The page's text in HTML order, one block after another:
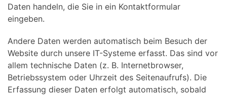
Daten handeln, die Sie in ein Kontaktformular
eingeben.
Andere Daten werden automatisch beim Besuch der
Website durch unsere IT-Systeme erfasst. Das sind vor
allem technische Daten (z. B. Internetbrowser,
Betriebssystem oder Uhrzeit des Seitenaufrufs). Die
Erfassung dieser Daten erfolgt automatisch, sobald